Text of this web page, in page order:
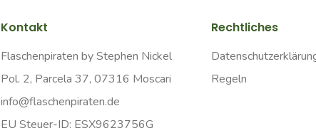
Kontakt
Flaschenpiraten by Stephen Nickel
Pol. 2, Parcela 37, 07316 Moscari
info@flaschenpiraten.de
EU Steuer-ID: ESX9623756G
Rechtliches
Regeln